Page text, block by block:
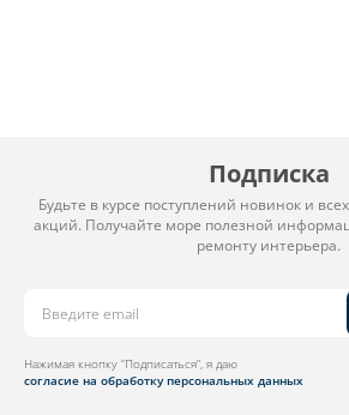
Подписка
Будьте в курсе поступлений новинок и
акций. Получайте море полезной
ремонту интерьера.
Нажимая кнопку “Подписаться”, я даю
согласие на обработку персональных данных